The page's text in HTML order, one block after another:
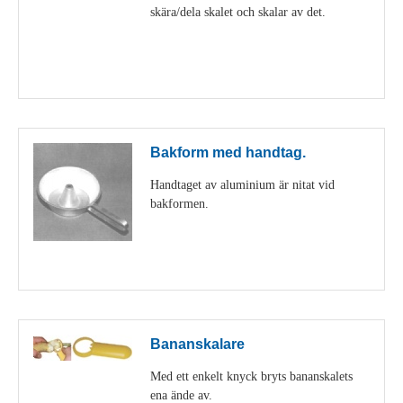
skära/dela skalet och skalar av det.
Bakform med handtag.
Handtaget av aluminium är nitat vid
bakformen.
Bananskalare
Med ett enkelt knyck bryts bananskalets
ena ände av.